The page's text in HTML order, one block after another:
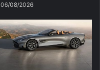
06/08/2026